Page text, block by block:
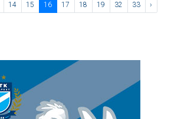
14 15 16 17 18 19 32 33 ›